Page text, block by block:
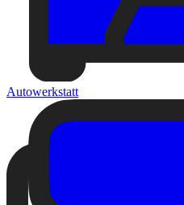
Autowerkstatt